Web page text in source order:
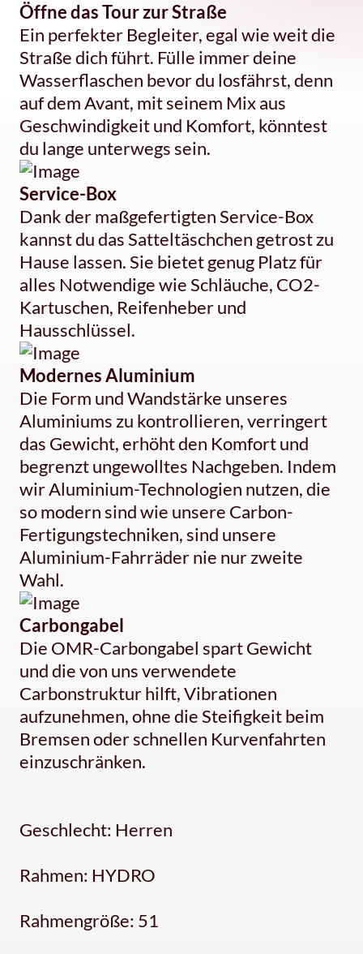
Öffne das Tour zur Straße
Ein perfekter Begleiter, egal wie weit die
Straße dich führt. Fülle immer deine
Wasserflaschen bevor du losfährst, denn
auf dem Avant, mit seinem Mix aus
Geschwindigkeit und Komfort, könntest
du lange unterwegs sein.
Service-Box
Dank der maßgefertigten Service-Box
kannst du das Satteltäschchen getrost zu
Hause lassen. Sie bietet genug Platz für
alles Notwendige wie Schläuche, CO2-
Kartuschen, Reifenheber und
Hausschlüssel.
Modernes Aluminium
Die Form und Wandstärke unseres
Aluminiums zu kontrollieren, verringert
das Gewicht, erhöht den Komfort und
begrenzt ungewolltes Nachgeben. Indem
wir Aluminium-Technologien nutzen, die
so modern sind wie unsere Carbon-
Fertigungstechniken, sind unsere
Aluminium-Fahrräder nie nur zweite
Wahl.
Carbongabel
Die OMR-Carbongabel spart Gewicht
und die von uns verwendete
Carbonstruktur hilft, Vibrationen
aufzunehmen, ohne die Steifigkeit beim
Bremsen oder schnellen Kurvenfahrten
einzuschränken.
Geschlecht: Herren
Rahmen: HYDRO
Rahmengröße: 51